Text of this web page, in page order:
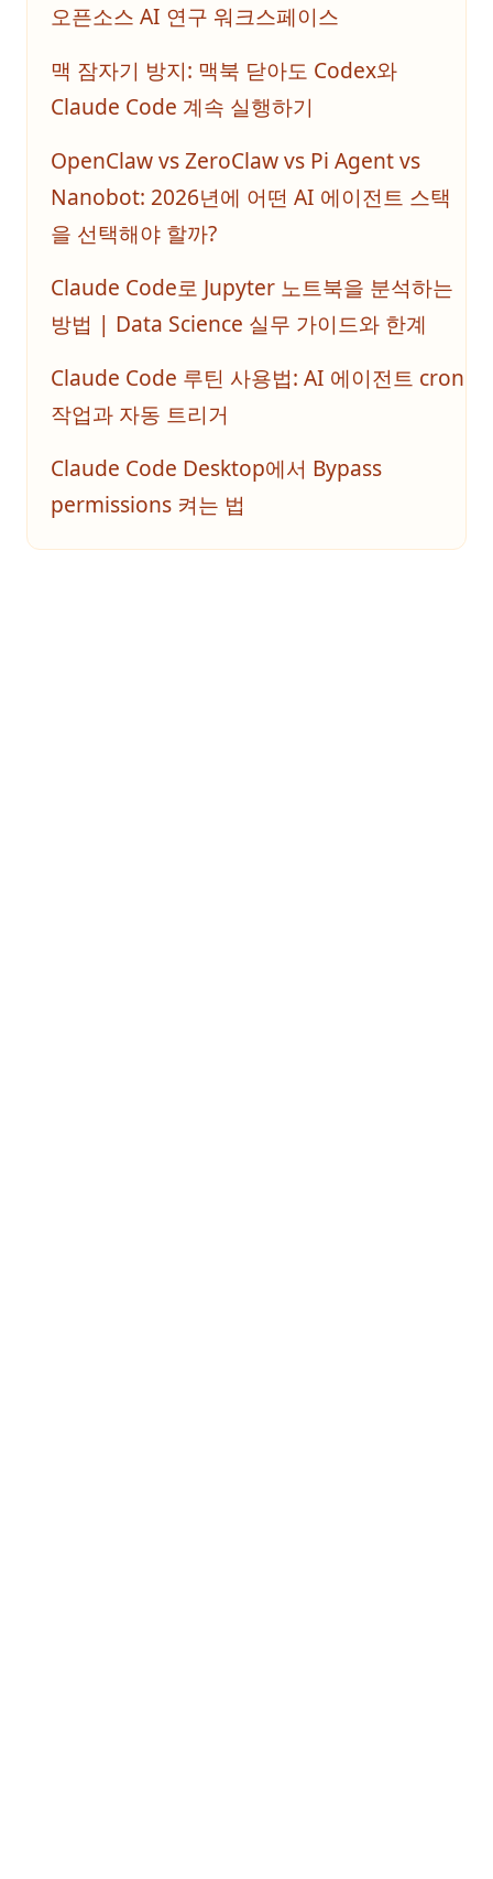
오픈소스 AI 연구 워크스페이스
맥 잠자기 방지: 맥북 닫아도 Codex와
Claude Code 계속 실행하기
OpenClaw vs ZeroClaw vs Pi Agent vs
Nanobot: 2026년에 어떤 AI 에이전트 스택
을 선택해야 할까?
Claude Code로 Jupyter 노트북을 분석하는
방법 | Data Science 실무 가이드와 한계
Claude Code 루틴 사용법: AI 에이전트 cron
작업과 자동 트리거
Claude Code Desktop에서 Bypass
permissions 켜는 법